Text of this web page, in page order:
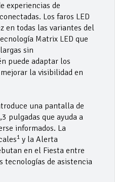
experiencias de
Los faros LED
en todas las variantes del
Matrix LED que
sin
puede adaptar los
la visibilidad en
una pantalla de
pulgadas que ayuda a
informados. La
1 y la Alerta
en el Fiesta entre
tecnologías de asistencia